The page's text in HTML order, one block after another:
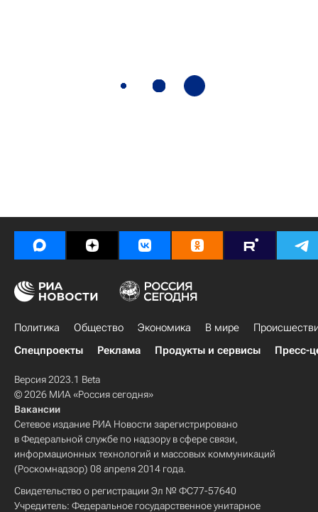
Политика Общество Экономика В мире
Спецпроекты
Реклама Продукты и сервисы Пресс-
Версия 2023.1 Beta
© 2026 МИА «Россия сегодня»
Вакансии
Сетевое издание РИА Новости зарегистрировано
в Федеральной службе по надзору в сфере связи,
информационных технологий и массовых коммуникаций
(Роскомнадзор) 08 апреля 2014 года.
Свидетельство о регистрации Эл № ФС77-57640
Учредитель: Федеральное государственное унитарное